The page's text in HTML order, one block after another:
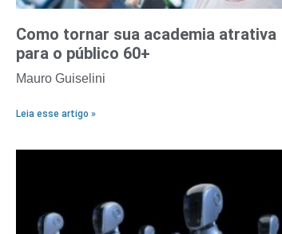
Como tornar sua academia atrativa
para o público 60+
Mauro Guiselini
Leia esse artigo »